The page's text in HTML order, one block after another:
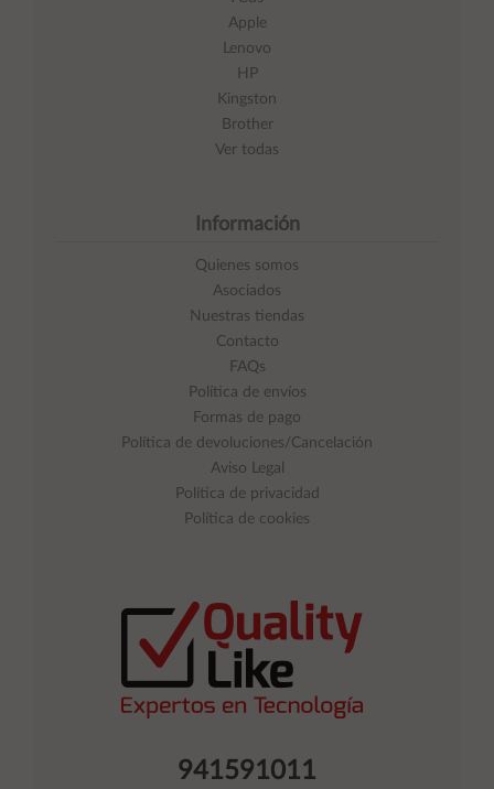
941591011
Apple
Lenovo
HP
Kingston
Brother
Ver todas
Información
Quienes somos
Asociados
Nuestras tiendas
Contacto
FAQs
Política de envíos
Formas de pago
Política de devoluciones/Cancelación
Aviso Legal
Política de privacidad
Política de cookies